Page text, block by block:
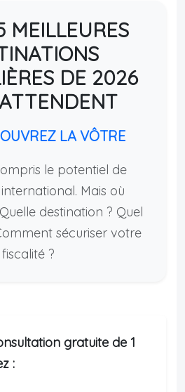
MEILLEURES
DE 2026
LA VÔTRE
le potentiel de
Mais où
destination ? Quel
sécuriser votre
fiscalité ?
gratuite de 1
: